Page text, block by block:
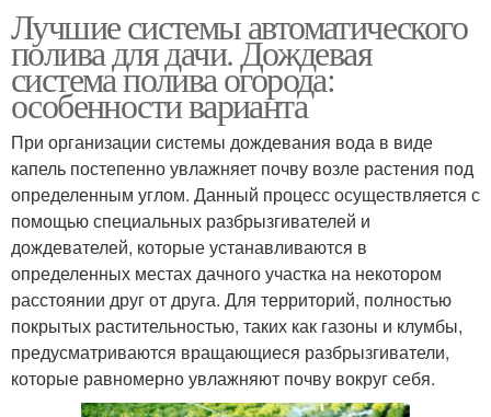
Лучшие системы автоматического
полива для дачи. Дождевая
система полива огорода:
особенности варианта
При организации системы дождевания вода в виде
капель постепенно увлажняет почву возле растения под
определенным углом. Данный процесс осуществляется с
помощью специальных разбрызгивателей и
дождевателей, которые устанавливаются в
определенных местах дачного участка на некотором
расстоянии друг от друга. Для территорий, полностью
покрытых растительностью, таких как газоны и клумбы,
предусматриваются вращающиеся разбрызгиватели,
которые равномерно увлажняют почву вокруг себя.